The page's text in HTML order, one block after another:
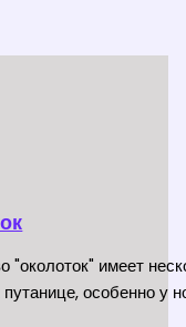
"околоток" имеет
особенно у